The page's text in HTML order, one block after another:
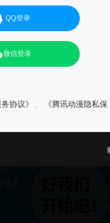
QQ登录
微信登录
协议》
《腾讯动漫隐私保